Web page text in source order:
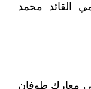
القائد محمد
معارك طوفان